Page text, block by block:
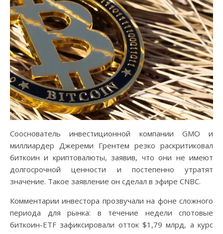
Сооснователь инвестиционной компании GMO и
миллиардер Джереми Грентем резко раскритиковал
биткоин и криптовалюты, заявив, что они не имеют
долгосрочной ценности и постепенно утратят
значение. Такое заявление он сделал в эфире CNBC.
Комментарии инвестора прозвучали на фоне сложного
периода для рынка: в течение недели спотовые
биткоин-ETF зафиксировали отток $1,79 млрд, а курс